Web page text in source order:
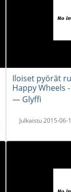
Iloiset pyörät
Happy Wheels -
― Glyffi
Julkaistu 2015-